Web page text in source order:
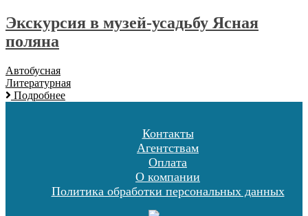
Экскурсия в музей-усадьбу Ясная
поляна
Автобусная
Литературная
Подробнее
Контакты
Агентствам
Оплата
О компании
Политика обработки персональных данных